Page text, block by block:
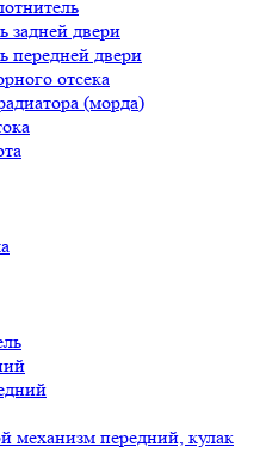
задней двери
передней двери
отсека
(морда)
механизм передний, кулак